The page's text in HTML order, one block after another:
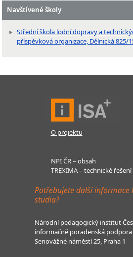
Navštívené školy
Střední škola lodní dopravy a
příspěvková organizace, Dělnická 825/
O projektu
NPI ČR – obsah
TREXIMA – technické řešení
Potřebujete další informace
studia?
Národní pedagogický institut
informačně poradenská podpora
Senovážné náměstí 25, Praha 1